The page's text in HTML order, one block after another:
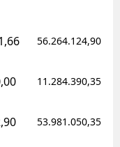
56.264.124,90
11.284.390,35
53.981.050,35